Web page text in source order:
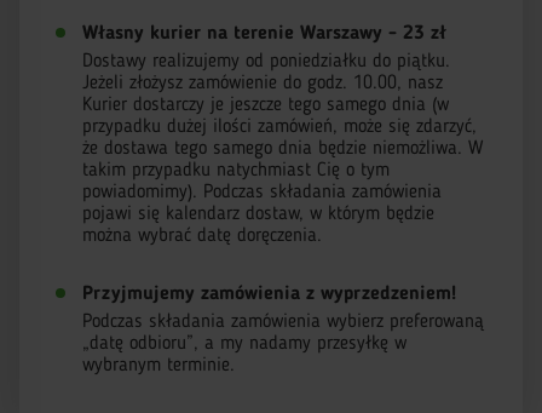
Własny kurier na terenie Warszawy - 23 zł
Dostawy realizujemy od poniedziałku do piątku.
Jeżeli złożysz zamówienie do godz. 10.00, nasz
Kurier dostarczy je jeszcze tego samego dnia (w
przypadku dużej ilości zamówień, może się zdarzyć,
że dostawa tego samego dnia będzie niemożliwa. W
takim przypadku natychmiast Cię o tym
powiadomimy). Podczas składania zamówienia
pojawi się kalendarz dostaw, w którym będzie
można wybrać datę doręczenia.
Przyjmujemy zamówienia z wyprzedzeniem!
Podczas składania zamówienia wybierz preferowaną
„datę odbioru”, a my nadamy przesyłkę w
wybranym terminie.